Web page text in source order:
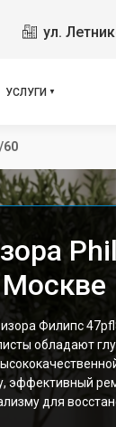
ул.
УСЛУГИ
60
Филипс
обладают
эффективный
для